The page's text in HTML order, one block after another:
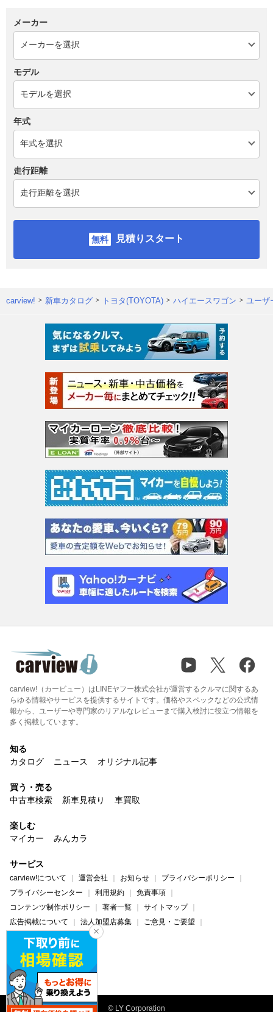
メーカー
モデル
年式
走行距離
見積りスタート
carview! 新車カタログ トヨタ(TOYOTA) ハイエースワゴン ユーザ
carview!（カービュー）はLINEヤフー株式会社が運営するクルマに関するあ
らゆる情報やサービスを提供するサイトです。価格やスペックなどの公式情
報から、ユーザーや専門家のリアルなレビューまで購入検討に役立つ情報を
多く掲載しています。
知る
カタログ
ニュース オリジナル記事
買う・売る
中古車検索
新車見積り 車買取
楽しむ
マイカー
みんカラ
サービス
carview!について 運営会社 お知らせ
プライバシーポリシー
プライバシーセンター
利用規約
免責事項
コンテンツ制作ポリシー
著者一覧
サイトマップ
広告掲載について
法人加盟店募集
ご意見・ご要望
ヘルプ・お問い合わせ
carview! Yahoo! JAPAN
© LY Corporation